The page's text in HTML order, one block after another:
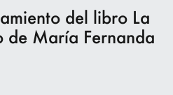
del libro La
de María Fernanda